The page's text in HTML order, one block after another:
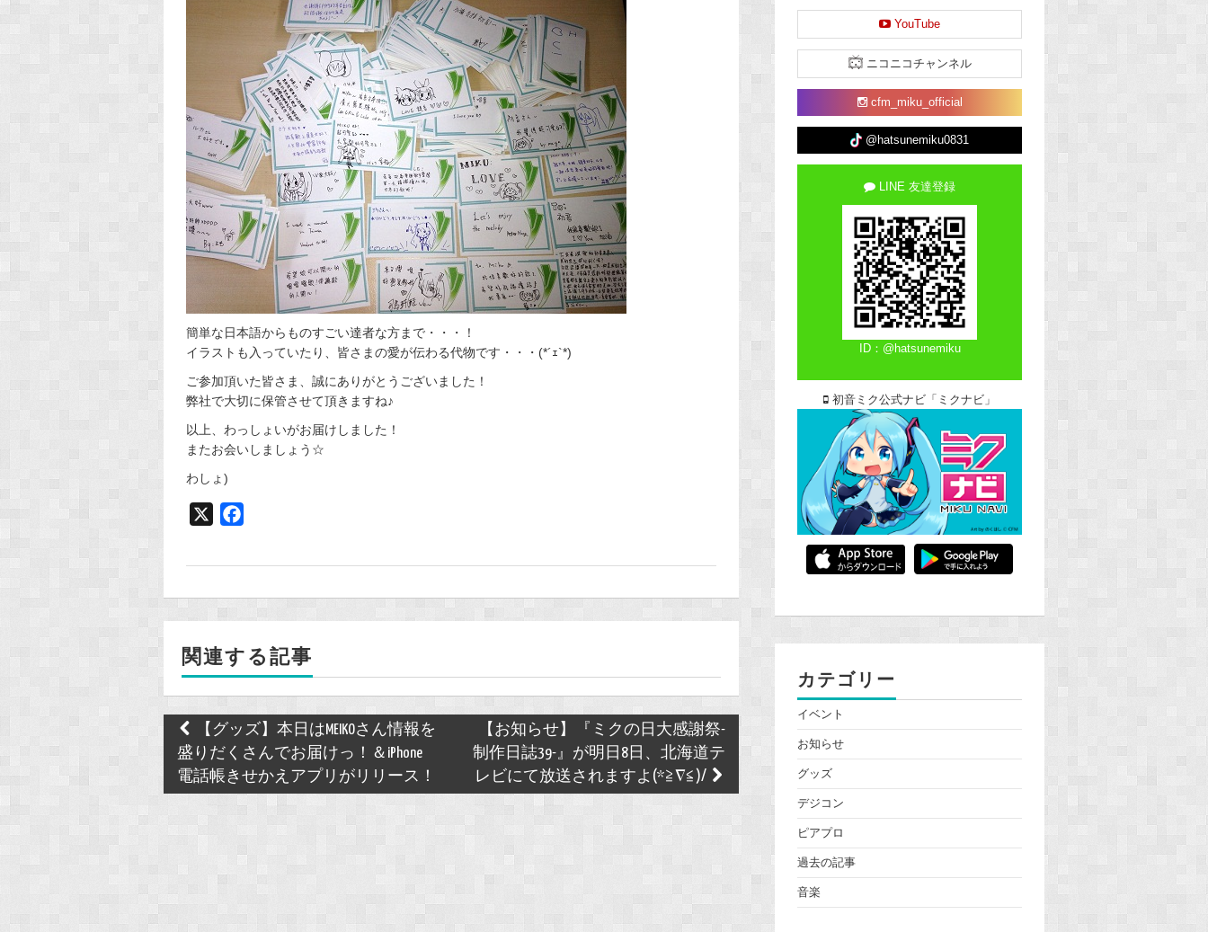
簡単な日本語からものすごい達者な方まで・・・！
イラストも入っていたり、皆さまの愛が伝わる代物です・・・(*´ｪ`*)
ご参加頂いた皆さま、誠にありがとうございました！
弊社で大切に保管させて頂きますね♪
以上、わっしょいがお届けしました！
またお会いしましょう☆
わしょ)
o
k
関連する記事
Post
navigation
【グッズ】本日はMEIKOさん情報を
盛りだくさんでお届けっ！＆iPhone
電話帳きせかえアプリがリリース！
【お知らせ】『ミクの日大感謝祭-
制作日誌39-』が明日8日、北海道テ
レビにて放送されますよ(*≧∇≦)/
YouTube
ニコニコチャンネル
cfm_miku_official
@hatsunemiku0831
LINE 友達登録
ID：@hatsunemiku
初音ミク公式ナビ「ミクナビ」
カテゴリー
イベント
お知らせ
グッズ
デジコン
ピアプロ
過去の記事
音楽